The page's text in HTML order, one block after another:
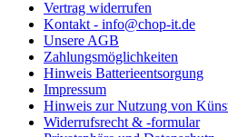
Vertrag widerrufen
Kontakt - info@chop-it.de
Unsere AGB
Zahlungsmöglichkeiten
Hinweis Batterieentsorgung
Impressum
Hinweis zur Nutzung von
Widerrufsrecht & -formular